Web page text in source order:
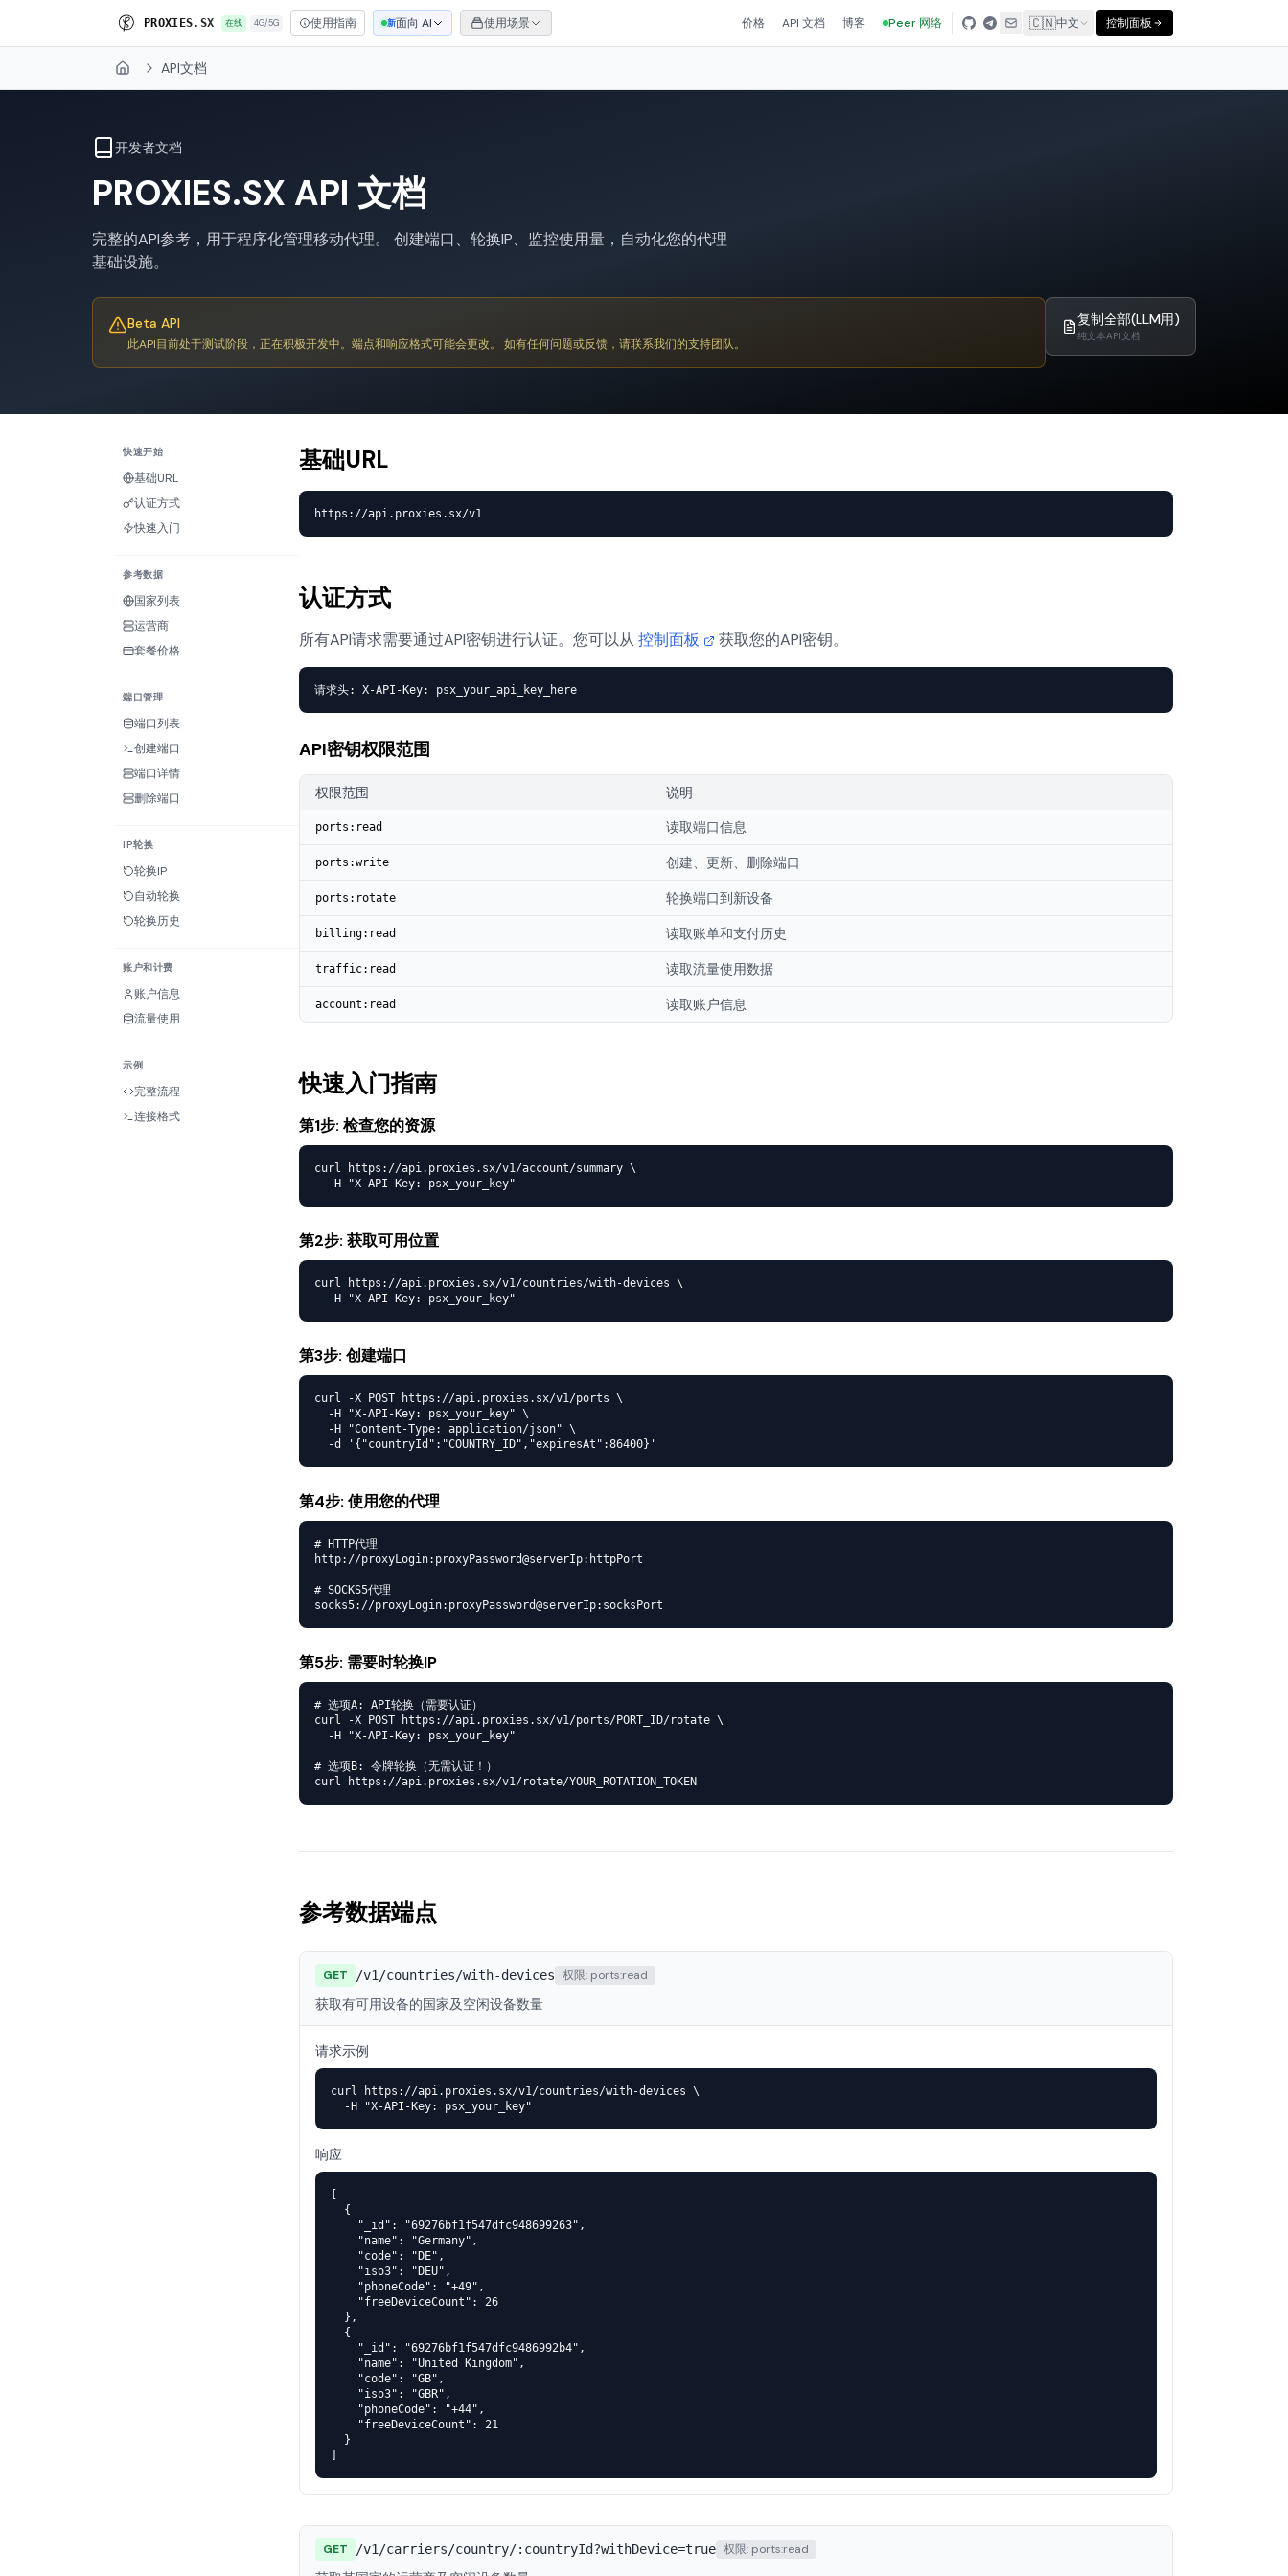
PROXI ES. SX 在线 4G/5G 使用指南 新面向 AI 使用场景 价格 API 文档 博客 Peer 网络 🇨🇳中文 控制面板
Home API文档
开发者文档
PROXIES.SX API 文档
完整的API参考，用于程序化管理移动代理。 创建端口、轮换IP、监控使用量，自动化您的代理
基础设施。
Beta API
此API目前处于测试阶段，正在积极开发中。端点和响应格式可能会更改。 如有任何问题或反馈，请联系我们的支持团队。
复制全部(LLM用)
纯文本API文档
快速开始
基础URL
认证方式
快速入门
参考数据
国家列表
运营商
套餐价格
端口管理
端口列表
创建端口
端口详情
删除端口
IP轮换
轮换IP
自动轮换
轮换历史
账户和计费
账户信息
流量使用
示例
完整流程
连接格式
基础URL
https://api.proxies.sx/v1
认证方式
所有API请求需要通过API密钥进行认证。您可以从 控制面板 获取您的API密钥。
请求头: X-API-Key: psx_your_api_key_here
API密钥权限范围
权限范围 说明
ports:read 读取端口信息
ports:write 创建、更新、删除端口
ports:rotate 轮换端口到新设备
billing:read 读取账单和支付历史
traffic:read 读取流量使用数据
account:read 读取账户信息
快速入门指南
第1步: 检查您的资源
curl https://api.proxies.sx/v1/account/summary \
  -H "X-API-Key: psx_your_key"
第2步: 获取可用位置
curl https://api.proxies.sx/v1/countries/with-devices \
  -H "X-API-Key: psx_your_key"
第3步: 创建端口
curl -X POST https://api.proxies.sx/v1/ports \
  -H "X-API-Key: psx_your_key" \
  -H "Content-Type: application/json" \
  -d '{"countryId":"COUNTRY_ID","expiresAt":86400}'
第4步: 使用您的代理
# HTTP代理
http://proxyLogin:proxyPassword@serverIp:httpPort
# SOCKS5代理
socks5://proxyLogin:proxyPassword@serverIp:socksPort
第5步: 需要时轮换IP
# 选项A: API轮换（需要认证）
curl -X POST https://api.proxies.sx/v1/ports/PORT_ID/rotate \
  -H "X-API-Key: psx_your_key"
# 选项B: 令牌轮换（无需认证！）
curl https://api.proxies.sx/v1/rotate/YOUR_ROTATION_TOKEN
参考数据端点
GET /v1/countries/with-devices 权限: ports:read
获取有可用设备的国家及空闲设备数量
请求示例
curl https://api.proxies.sx/v1/countries/with-devices \
  -H "X-API-Key: psx_your_key"
响应
  {
    "_id": "69276bf1f547dfc948699263",
    "name": "Germany",
    "code": "DE",
    "iso3": "DEU",
    "phoneCode": "+49",
    "freeDeviceCount": 26
  },
  {
    "_id": "69276bf1f547dfc9486992b4",
    "name": "United Kingdom",
    "code": "GB",
    "iso3": "GBR",
    "phoneCode": "+44",
    "freeDeviceCount": 21
  }
GET /v1/carriers/country/:countryId?withDevice=true 权限: ports:read